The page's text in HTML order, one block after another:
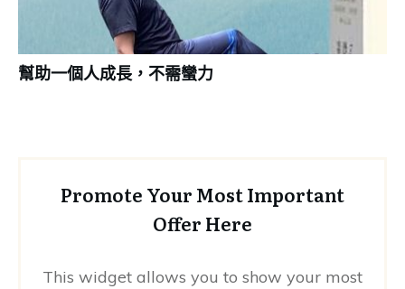
幫助一個人成長，不需蠻力
Promote Your Most Important
Offer Here
This widget allows you to show your most